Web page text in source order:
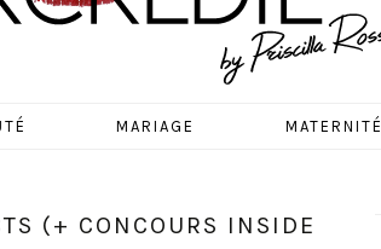
MARIAGE MATERNITÉ
(+ CONCOURS INSIDE